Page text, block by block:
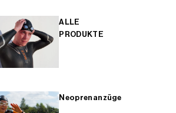
ALLE
PRODUKTE
Neoprenanzüge